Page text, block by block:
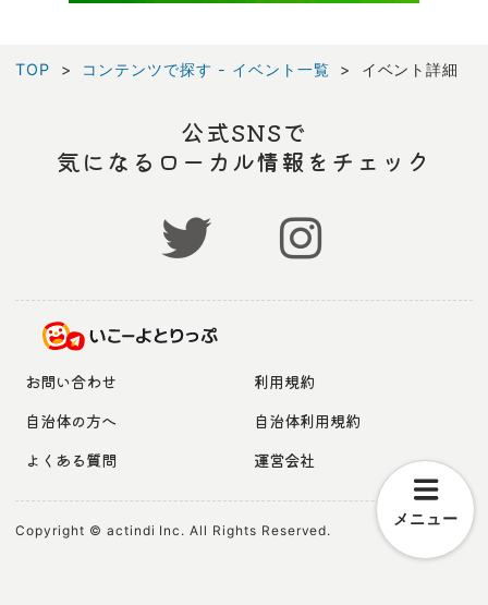
TOP コンテンツで探す - イベント一覧 イベント詳細
メニュー
公式SNSで
気になるローカル情報をチェック
お問い合わせ
利用規約
自治体の方へ
自治体利用規約
よくある質問
運営会社
Copyright © actindi Inc. All Rights Reserved.